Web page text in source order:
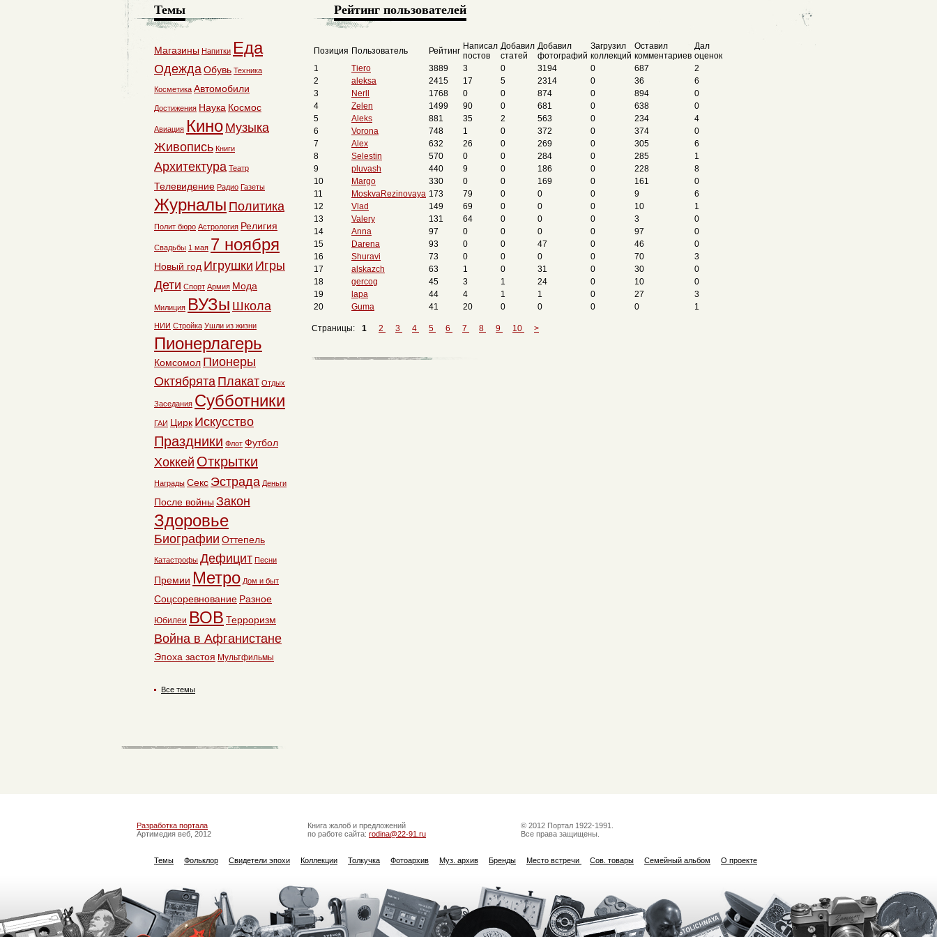
Рейтинг пользователей
Позиция Пользователь Рейтинг Написал
постов
Добавил
статей
Добавил
фотографий
Загрузил
коллекций
Оставил
комментариев
Дал
оценок
1
Tiero 3889 3 0 3194 0 687
2
2
aleksa 2415 17 5 2314 0 36
6
3
Nerll 1768 0 0 874 0 894
0
4
Zelen 1499 90 0 681 0 638
0
5
Aleks 881 35 2 563 0 234
4
6
Vorona 748 1 0 372 0 374
0
7
Alex 632 26 0 269 0 305
6
8
Selestin 570 0 0 284 0 285
1
9
pluvash 440 9 0 186 0 228
8
10
Margo 330 0 0 169 0 161
0
11
MoskvaRezinovaya 173 79 0 0 0 9
6
12
Vlad 149 69 0 0 0 10
1
13
Valery 131 64 0 0 0 3
0
14
Anna 97 0 0 0 0 97
0
15
Darena 93 0 0 47 0 46
0
16
Shuravi 73 0 0 0 0 70
3
17
alskazch 63 1 0 31 0 30
0
18
gercog 45 3 1 24 0 10
0
19
lapa 44 4 1 1 0 27
3
20
Guma 41 20 0 0 0 0 1
Страницы: 1 2 3 4 5 6 7 8 9 10 >
Темы
Магазины Напитки Еда
ОдеждаОбувь Техника
Косметика Автомобили
Достижения Наука Космос
Авиация Кино Музыка
Живопись Книги
Архитектура Театр
Телевидение Радио Газеты
Журналы Политика
Полит бюро Астрология Религия
Свадьбы 1 мая 7 ноября
Новый год Игрушки Игры
Дети Спорт Армия Мода
Милиция ВУЗы Школа
НИИ Стройка Ушли из жизни
Пионерлагерь
Комсомол Пионеры
Октябрята Плакат Отдых
Заседания Субботники
ГАИ Цирк Искусство
Праздники Флот Футбол
Хоккей Открытки
Награды Секс Эстрада Деньги
После войны Закон
Здоровье
Биографии Оттепель
Катастрофы Дефицит Песни
Премии Метро Дом и быт
Соцсоревнование Разное
Юбилеи ВОВ Терроризм
Война в Афганистане
Эпоха застоя Мультфильмы
Все темы
Разработка портала
Артимедия веб, 2012
Книга жалоб и предложений
по работе сайта: rodina@22-91.ru
© 2012 Портал 1922-1991.
Все права защищены.
Темы Фольклор Свидетели эпохи Коллекции Толкучка Фотоархив Муз. архив Бренды Место встречи Сов. товары Семейный альбом О проекте